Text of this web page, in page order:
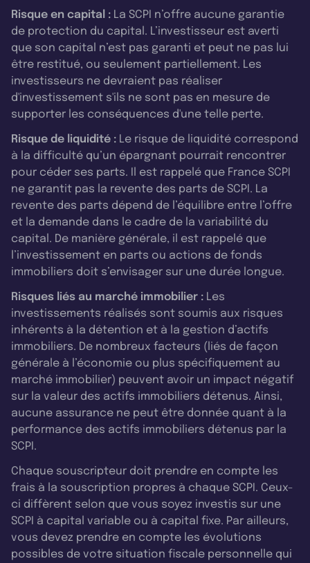
Risque en capital : La SCPI n’offre aucune garantie
de protection du capital. L’investisseur est averti
que son capital n’est pas garanti et peut ne pas lui
être restitué, ou seulement partiellement. Les
investisseurs ne devraient pas réaliser
d'investissement s'ils ne sont pas en mesure de
supporter les conséquences d'une telle perte.
Risque de liquidité : Le risque de liquidité correspond
à la difficulté qu’un épargnant pourrait rencontrer
pour céder ses parts. Il est rappelé que France SCPI
ne garantit pas la revente des parts de SCPI. La
revente des parts dépend de l’équilibre entre l’offre
et la demande dans le cadre de la variabilité du
capital. De manière générale, il est rappelé que
l’investissement en parts ou actions de fonds
immobiliers doit s’envisager sur une durée longue.
Risques liés au marché immobilier : Les
investissements réalisés sont soumis aux risques
inhérents à la détention et à la gestion d’actifs
immobiliers. De nombreux facteurs (liés de façon
générale à l’économie ou plus spécifiquement au
marché immobilier) peuvent avoir un impact négatif
sur la valeur des actifs immobiliers détenus. Ainsi,
aucune assurance ne peut être donnée quant à la
performance des actifs immobiliers détenus par la
SCPI.
Chaque souscripteur doit prendre en compte les
frais à la souscription propres à chaque SCPI. Ceux-
ci diffèrent selon que vous soyez investis sur une
SCPI à capital variable ou à capital fixe. Par ailleurs,
vous devez prendre en compte les évolutions
possibles de votre situation fiscale personnelle qui